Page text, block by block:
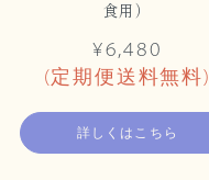
食用）
¥6,480
(定期便送料無料)
詳しくはこちら